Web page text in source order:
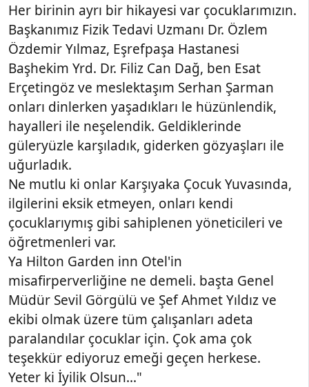
Her birinin ayrı bir hikayesi var çocuklarımızın.
Başkanımız Fizik Tedavi Uzmanı Dr. Özlem
Özdemir Yılmaz, Eşrefpaşa Hastanesi
Başhekim Yrd. Dr. Filiz Can Dağ, ben Esat
Erçetingöz ve meslektaşım Serhan Şarman
onları dinlerken yaşadıkları le hüzünlendik,
hayalleri ile neşelendik. Geldiklerinde
güleryüzle karşıladık, giderken gözyaşları ile
uğurladık.
Ne mutlu ki onlar Karşıyaka Çocuk Yuvasında,
ilgilerini eksik etmeyen, onları kendi
çocuklarıymış gibi sahiplenen yöneticileri ve
öğretmenleri var.
Ya Hilton Garden inn Otel'in
misafirperverliğine ne demeli. başta Genel
Müdür Sevil Görgülü ve Şef Ahmet Yıldız ve
ekibi olmak üzere tüm çalışanları adeta
paralandılar çocuklar için. Çok ama çok
teşekkür ediyoruz emeği geçen herkese.
Yeter ki İyilik Olsun..."